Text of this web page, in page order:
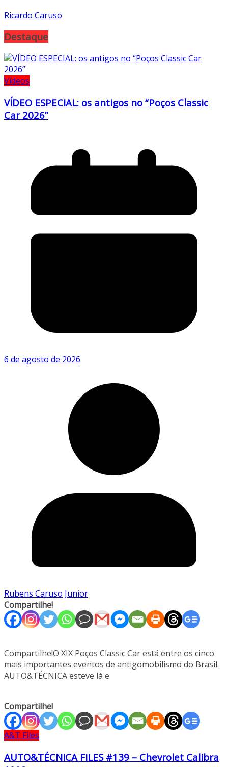
Ricardo Caruso
Destaque
Vídeos
VÍDEO ESPECIAL: os antigos no “Poços Classic
Car 2026”
6 de agosto de 2026
Rubens Caruso Junior
Compartilhe!
Compartilhe!O XIX Poços Classic Car está entre os cinco
mais importantes eventos de antigomobilismo do Brasil.
AUTO&TÉCNICA esteve lá e
Compartilhe!
A&T Files
AUTO&TÉCNICA FILES #139 – Chevrolet Calibra